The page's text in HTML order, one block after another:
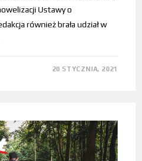
Ustawy o
również brała udział w
20 STYCZNIA, 2021